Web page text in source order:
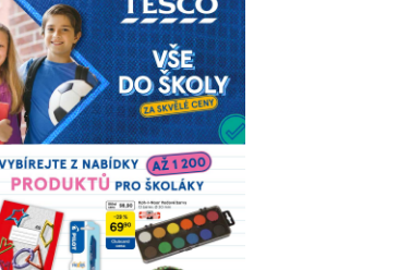
Prohlédnout on-line
Stáhnout